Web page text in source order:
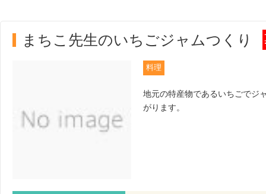
まちこ先生のいちごジャムつくり
料理
地元の特産物であるいちごでジ
がります。